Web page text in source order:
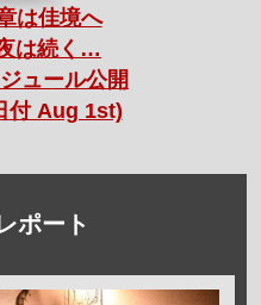
は佳境へ
は続く…
ュール公開
付 Aug 1st)
ポート